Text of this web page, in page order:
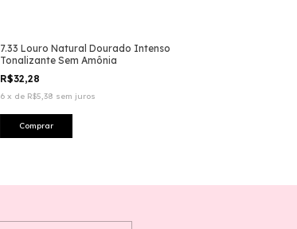
7.33 Louro Natural Dourado Intenso
Tonalizante Sem Amônia
R$32,28
6 x de R$5,38 sem juros